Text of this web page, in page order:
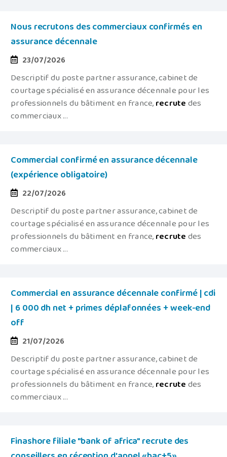
Nous recrutons des commerciaux confirmés en
assurance décennale
23/07/2026
Descriptif du poste partner assurance, cabinet de
courtage spécialisé en assurance décennale pour les
professionnels du bâtiment en france,recrutedes
commerciaux ...
Commercial confirmé en assurance décennale
(expérience obligatoire)
22/07/2026
Descriptif du poste partner assurance, cabinet de
courtage spécialisé en assurance décennale pour les
professionnels du bâtiment en france,recrutedes
commerciaux ...
Commercial en assurance décennale confirmé | cdi
| 6 000 dh net + primes déplafonnées + week-end
off
21/07/2026
Descriptif du poste partner assurance, cabinet de
courtage spécialisé en assurance décennale pour les
professionnels du bâtiment en france,recrutedes
commerciaux ...
Finashore filiale "bank of africa" recrute des